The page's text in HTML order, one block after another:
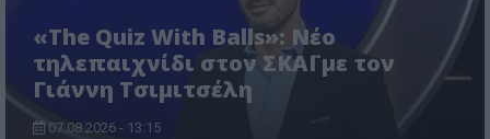
«The Quiz With Balls»: Νέο
τηλεπαιχνίδι στον ΣΚΑΪ με τον
Γιάννη Τσιμιτσέλη
07.08.2026 - 13:15